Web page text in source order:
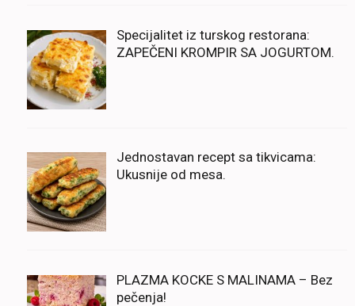
Specijalitet iz turskog restorana:
ZAPEČENI KROMPIR SA JOGURTOM.
Jednostavan recept sa tikvicama:
Ukusnije od mesa.
PLAZMA KOCKE S MALINAMA – Bez
pečenja!